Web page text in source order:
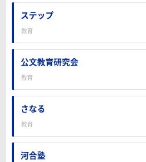
ステップ
教育
公文教育研究会
教育
さなる
教育
河合塾